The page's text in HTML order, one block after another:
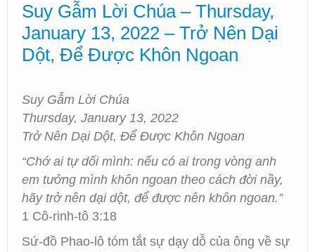
Phát Thanh Tin Lành Bay Area
Các Hội Thánh Bắc California
Suy Gẫm Lời Chúa – Thursday,
January 13, 2022 – Trở Nên Dại
Dột, Để Được Khôn Ngoan
Suy Gẫm Lời Chúa
Thursday, January 13, 2022
Trở Nên Dại Dột, Để Được Khôn Ngoan
“Chớ ai tự dối mình: nếu có ai trong vòng anh
em tưởng mình khôn ngoan theo cách đời nầy,
hãy trở nên dại dột, để được nên khôn ngoan.”
1 Cô-rinh-tô 3:18
Sứ-đồ Phao-lô tóm tắt sự dạy dỗ của ông về sự